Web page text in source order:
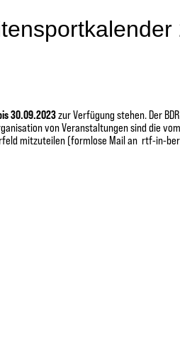
30.09.2023zur Verfügung stehen. Der
von Veranstaltungen sind die
mitzuteilen (formlose Mail an rtf-in-